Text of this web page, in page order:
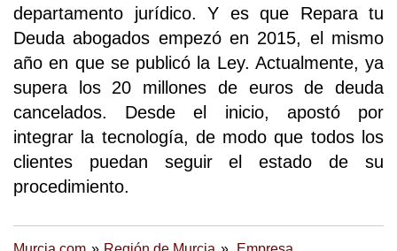
departamento jurídico. Y es que Repara tu
Deuda abogados empezó en 2015, el mismo
año en que se publicó la Ley. Actualmente, ya
supera los 20 millones de euros de deuda
cancelados. Desde el inicio, apostó por
integrar la tecnología, de modo que todos los
clientes puedan seguir el estado de su
procedimiento.